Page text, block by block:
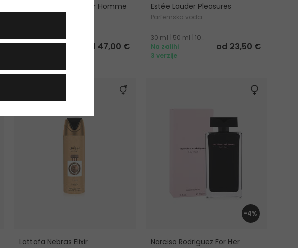
Dolce&Gabbana Pour Homme
75 ml|125 ml|200 ml
od 47,00 €
Estée Lauder Pleasures
Parfemska voda
30 ml 50 ml
100 ml
Na zalihi
3 verzije
od 23,50 €
Lattafa Nebras Elixir
-4%
Narciso Rodriguez For Her